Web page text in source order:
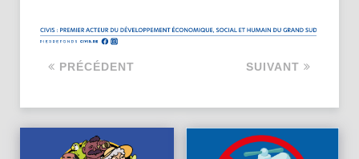
PRÉCÉDENT SUIVANT